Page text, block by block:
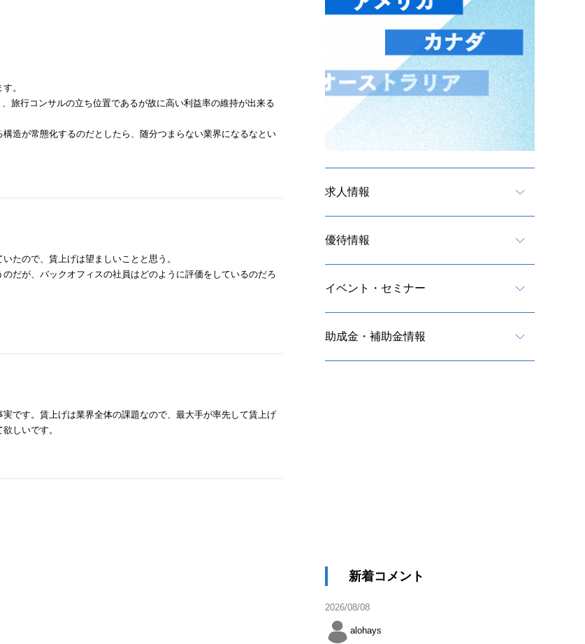
。
旅行コンサルの立ち位置であるが故に高い利益率の維持が出来る
造が常態化するのだとしたら、随分つまらない業界になるなとい
たので、賃上げは望ましいことと思う。
だが、バックオフィスの社員はどのように評価をしているのだろ
です。賃上げは業界全体の課題なので、最大手が率先して賃上げ
しいです。
求人情報
優待情報
イベント・セミナー
助成金・補助金情報
新着コメント
2026/08/08
alohays